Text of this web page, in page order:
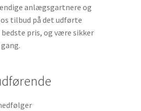
anlægsgartnere og
tilbud på det udførte
pris, og være sikker